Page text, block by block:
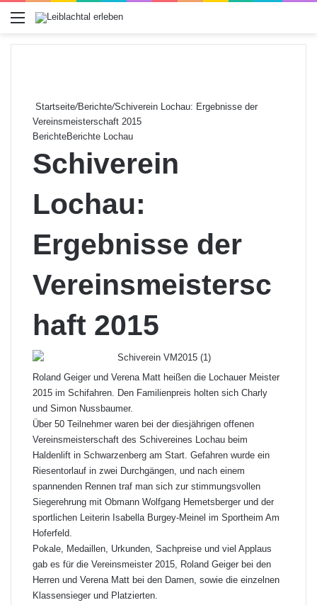
Menü
Startseite/Berichte/Schiverein Lochau: Ergebnisse der
Vereinsmeisterschaft 2015
BerichteBerichte Lochau
Schiverein
Lochau:
Ergebnisse der
Vereinsmeistersc
haft 2015
Roland Geiger und Verena Matt heißen die Lochauer Meister
2015 im Schifahren. Den Familienpreis holten sich Charly
und Simon Nussbaumer.
Über 50 Teilnehmer waren bei der diesjährigen offenen
Vereinsmeisterschaft des Schivereines Lochau beim
Haldenlift in Schwarzenberg am Start. Gefahren wurde ein
Riesentorlauf in zwei Durchgängen, und nach einem
spannenden Rennen traf man sich zur stimmungsvollen
Siegerehrung mit Obmann Wolfgang Hemetsberger und der
sportlichen Leiterin Isabella Burgey-Meinel im Sportheim Am
Hoferfeld.
Pokale, Medaillen, Urkunden, Sachpreise und viel Applaus
gab es für die Vereinsmeister 2015, Roland Geiger bei den
Herren und Verena Matt bei den Damen, sowie die einzelnen
Klassensieger und Platzierten.